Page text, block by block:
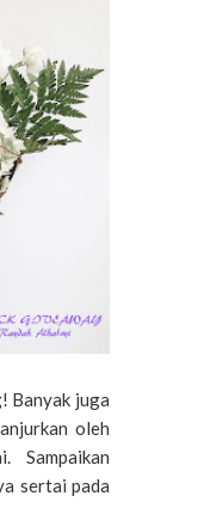
Banyak juga
oleh
sertai pada